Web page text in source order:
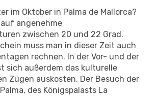
im Oktober in Palma de Mallorca?
angenehme
zwischen 20 und 22 Grad.
muss man in dieser Zeit auch
rechnen. In der Vor- und der
sich außerdem das kulturelle
Zügen auskosten. Der Besuch der
des Königspalasts La